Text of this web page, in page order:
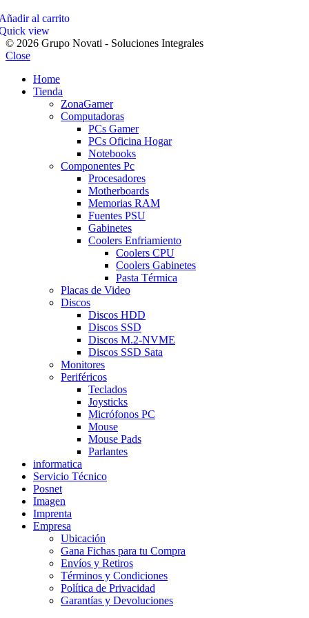
al carrito
view
© 2026 Grupo Novati - Soluciones Integrales
Close
Home
Tienda
ZonaGamer
Computadoras
PCs Gamer
PCs Oficina Hogar
Notebooks
Componentes Pc
Procesadores
Motherboards
Memorias RAM
Fuentes PSU
Gabinetes
Coolers Enfriamiento
Coolers CPU
Coolers Gabinetes
Pasta Térmica
Placas de Video
Discos
Discos HDD
Discos SSD
Discos M.2-NVME
Discos SSD Sata
Monitores
Periféricos
Teclados
Joysticks
Micrófonos PC
Mouse
Mouse Pads
Parlantes
informatica
Servicio Técnico
Posnet
Imagen
Imprenta
Empresa
Ubicación
Gana Fichas para tu Compra
Envíos y Retiros
Términos y Condiciones
Política de Privacidad
Garantías y Devoluciones